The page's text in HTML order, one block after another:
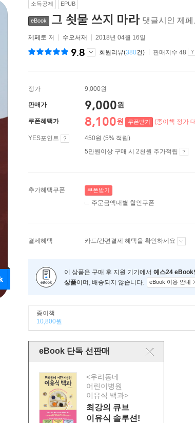
소득공제 EPUB
eBook 그 쇳물 쓰지 마라 댓글시인 제페
제페토 저 수오서재 2018년 04월 16일
9.8 회원리뷰(380건) 판매지수 48
정가 9,000원
판매가 9,000원
쿠폰혜택가 8,100원 쿠폰받기 (종이책 정가
YES포인트
450원 (5% 적립)
5만원이상 구매 시 2천원 추가적립
추가혜택쿠폰 쿠폰받기
주문금액대별 할인쿠폰
결제혜택 카드/간편결제 혜택을 확인하세요
이 상품은 구매 후 지원 기기에서 예스24 eBook
상품이며, 배송되지 않습니다. eBook 이용 안내
종이책
10,800원
eBook 단독 선판매
<우리동네
어린이병원
이유식 백과>
최강의 큐브
이유식 솔루션!